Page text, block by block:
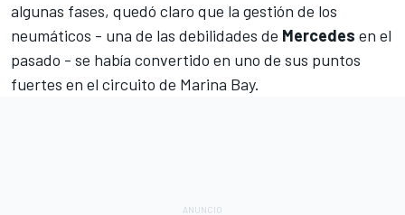
algunas fases, quedó claro que la gestión de los
neumáticos - una de las debilidades de Mercedes en el
pasado - se había convertido en uno de sus puntos
fuertes en el circuito de Marina Bay.